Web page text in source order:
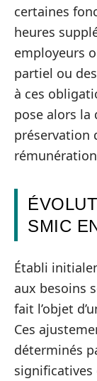
certaines
heures
employeurs
partiel ou
à ces
pose alors la
préservation
SMIC
Établi
aux besoins
fait l’objet
Ces
déterminés
significatives